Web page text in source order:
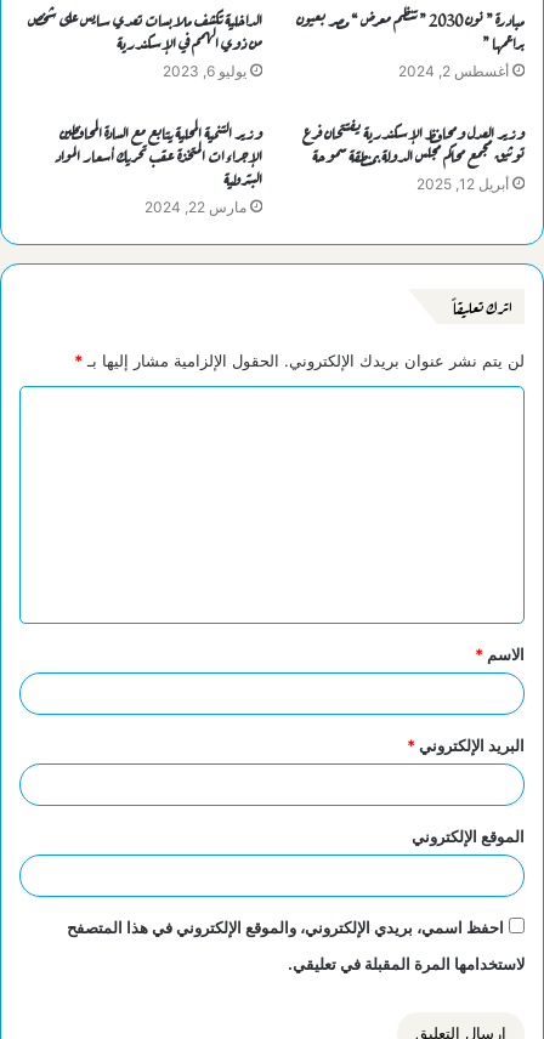
مبادرة ” نون 2030 ” تنظم معرض “ مصر بعيون
براعمها ”
أغسطس 2, 2024
الداخلية تكشف ملابسات تعدي سايس على شخص
من ذوي الهمم في الإسكندرية
يوليو 6, 2023
وزير العدل ومحافظ الإسكندرية يفتتحان فرع
توثيق مجمع محاكم مجلس الدولة بمنطقة سموحة
أبريل 12, 2025
وزير التنمية المحلية يتابع مع السادة المحافظين
الإجراءات المتخذة عقب تحريك أسعار المواد
البترولية
مارس 22, 2024
اترك تعليقاً
لن يتم نشر عنوان بريدك الإلكتروني. الحقول الإلزامية مشار إليها بـ *
ق
*
الاسم *
البريد الإلكتروني*
الموقع الإلكتروني
احفظ اسمي، بريدي الإلكتروني، والموقع الإلكتروني في هذا المتصفح
لاستخدامها المرة المقبلة في تعليقي.